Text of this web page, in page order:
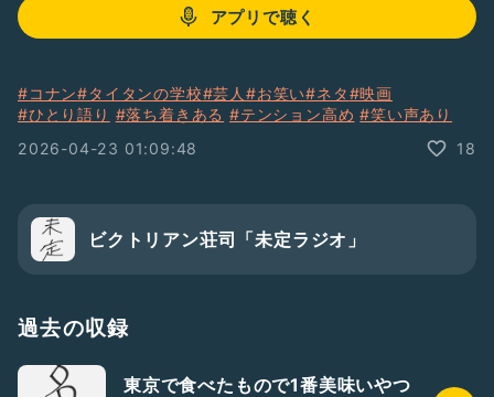
アプリで聴く
#コナン#タイタンの学校#芸人#お笑い#ネタ#映画
#ひとり語り #落ち着きある #テンション高め #笑い声あり
2026-04-23 01:09:48
18
ビクトリアン荘司「未定ラジオ」
過去の収録
東京で食べたもので1番美味いやつ